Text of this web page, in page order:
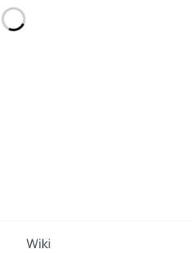
Wiki